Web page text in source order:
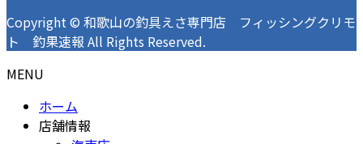
Copyright © 和歌山の釣具えさ専門店 フィッシングクリモ
ト 釣果速報 All Rights Reserved.
MENU
ホーム
店舗情報